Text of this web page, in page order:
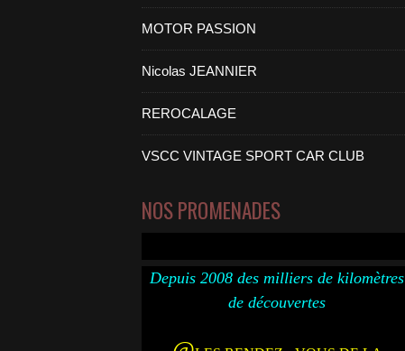
MOTOR PASSION
Nicolas JEANNIER
REROCALAGE
VSCC VINTAGE SPORT CAR CLUB
NOS PROMENADES
Depuis 2008 des milliers de kilomètres
de découvertes